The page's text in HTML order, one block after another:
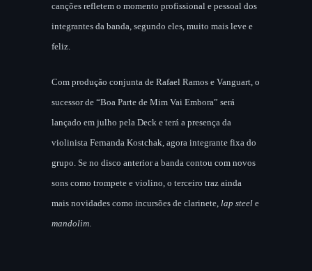
canções refletem o momento profissional e pessoal dos
integrantes da banda, segundo eles, muito mais leve e
feliz.
Com produção conjunta de Rafael Ramos e Vanguart, o
sucessor de “Boa Parte de Mim Vai Embora” será
lançado em julho pela Deck e terá a presença da
violinista Fernanda Kostchak, agora integrante fixa do
grupo. Se no disco anterior a banda contou com novos
sons como trompete e violino, o terceiro traz ainda
mais novidades como incursões de clarinete, lap steel e
mandolim.